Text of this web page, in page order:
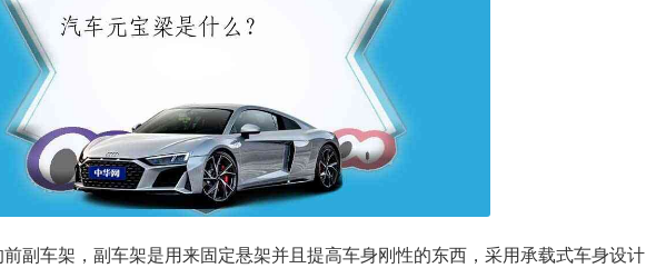
副车架，副车架是用来固定悬架并且提高车身刚性的东西，采用承载式车身设计